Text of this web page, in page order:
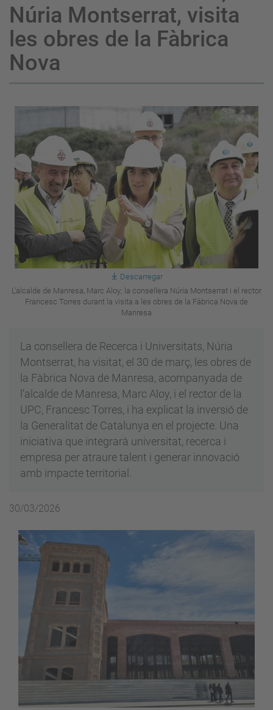
Núria Montserrat, visita
les obres de la Fàbrica
Nova
Descarregar
L'alcalde de Manresa, Marc Aloy; la consellera Núria Montserrat i el rector
Francesc Torres durant la visita a les obres de la Fàbrica Nova de
Manresa
La consellera de Recerca i Universitats, Núria
Montserrat, ha visitat, el 30 de març, les obres de
la Fàbrica Nova de Manresa, acompanyada de
l’alcalde de Manresa, Marc Aloy, i el rector de la
UPC, Francesc Torres, i ha explicat la inversió de
la Generalitat de Catalunya en el projecte. Una
iniciativa que integrarà universitat, recerca i
empresa per atraure talent i generar innovació
amb impacte territorial.
30/03/2026